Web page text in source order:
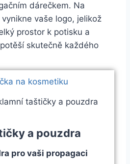
dárečkem. Na
vaše logo, jelikož
prostor k potisku a
skutečně každého
taštičky a pouzdra
a pouzdra
pro vaši propagaci